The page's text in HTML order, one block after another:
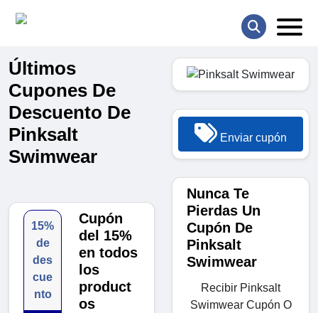
Últimos
Cupones De
Descuento De
Pinksalt
Swimwear
15%
de
des
cue
nto
Cupón
del 15%
en todos
los
product
os
Enviar cupón
Nunca Te
Pierdas Un
Cupón De
Pinksalt
Swimwear
Recibir Pinksalt
Swimwear Cupón O